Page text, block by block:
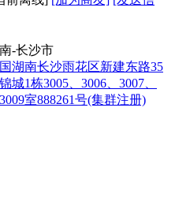
-长沙市
湖南长沙雨花区新建东路35
城1栋3005、3006、3007、
室888261号(集群注册)